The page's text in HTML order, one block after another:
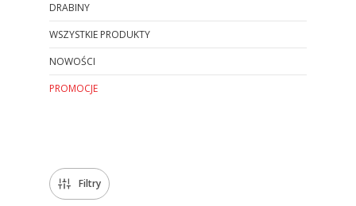
DRABINY
WSZYSTKIE PRODUKTY
NOWOŚCI
PROMOCJE
Filtry